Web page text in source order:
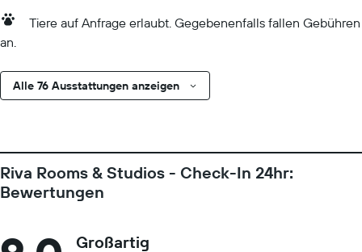
Tiere auf Anfrage erlaubt. Gegebenenfalls fallen Gebühren
an.
Alle 76 Ausstattungen anzeigen
Riva Rooms & Studios - Check-In 24hr:
Bewertungen
Großartig